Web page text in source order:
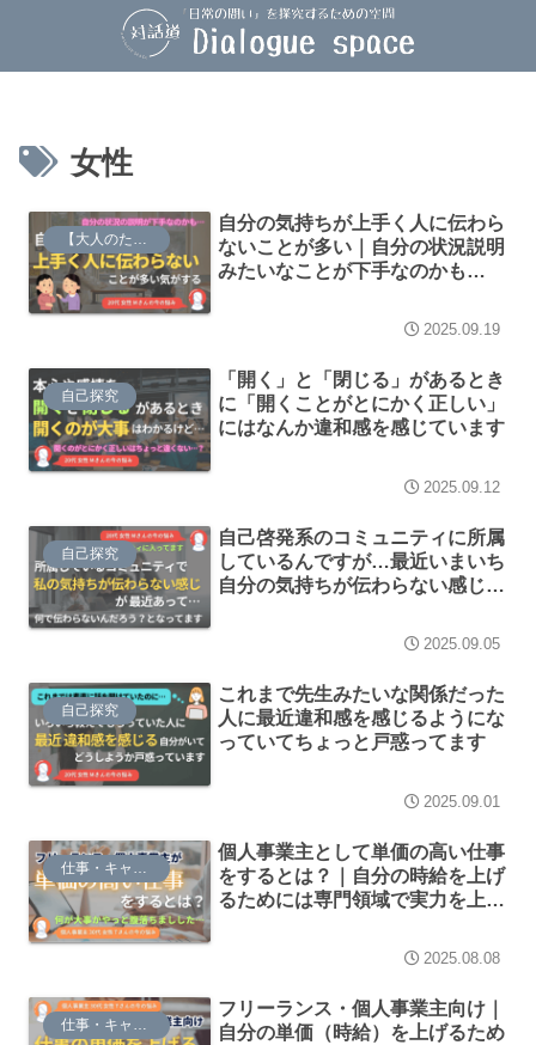
女性
【大人のための】総合的な探究の時間
自分の気持ちが上手く人に伝わら
ないことが多い｜自分の状況説明
みたいなことが下手なのかも…
2025.09.19
自己探究
「開く」と「閉じる」があるとき
に「開くことがとにかく正しい」
にはなんか違和感を感じています
2025.09.12
自己探究
自己啓発系のコミュニティに所属
しているんですが…最近いまいち
自分の気持ちが伝わらない感じが
2025.09.05
自己探究
これまで先生みたいな関係だった
人に最近違和感を感じるようにな
っていてちょっと戸惑ってます
2025.09.01
仕事・キャリア
個人事業主として単価の高い仕事
をするとは？｜自分の時給を上げ
るためには専門領域で実力を上げ
2025.08.08
仕事・キャリア
フリーランス・個人事業主向け｜
自分の単価（時給）を上げるため